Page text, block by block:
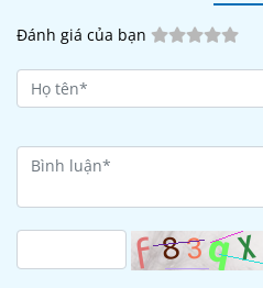
Đánh giá của bạn